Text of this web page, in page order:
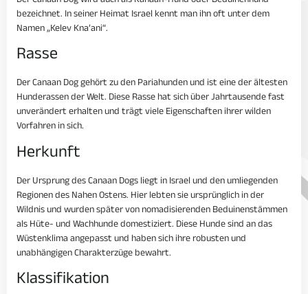
bezeichnet. In seiner Heimat Israel kennt man ihn oft unter dem
Namen „Kelev Kna’ani“.
Rasse
Der Canaan Dog gehört zu den Pariahunden und ist eine der ältesten
Hunderassen der Welt. Diese Rasse hat sich über Jahrtausende fast
unverändert erhalten und trägt viele Eigenschaften ihrer wilden
Vorfahren in sich.
Herkunft
Der Ursprung des Canaan Dogs liegt in Israel und den umliegenden
Regionen des Nahen Ostens. Hier lebten sie ursprünglich in der
Wildnis und wurden später von nomadisierenden Beduinenstämmen
als Hüte- und Wachhunde domestiziert. Diese Hunde sind an das
Wüstenklima angepasst und haben sich ihre robusten und
unabhängigen Charakterzüge bewahrt.
Klassifikation